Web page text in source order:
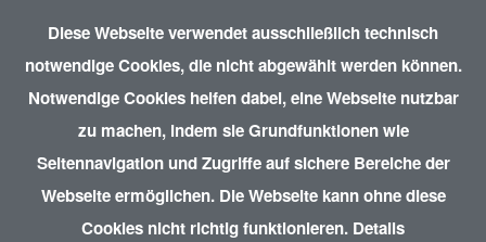
Diese Webseite verwendet ausschließlich technisch
notwendige Cookies, die nicht abgewählt werden können.
Notwendige Cookies helfen dabei, eine Webseite nutzbar
zu machen, indem sie Grundfunktionen wie
Seitennavigation und Zugriffe auf sichere Bereiche der
Webseite ermöglichen. Die Webseite kann ohne diese
Cookies nicht richtig funktionieren. Details